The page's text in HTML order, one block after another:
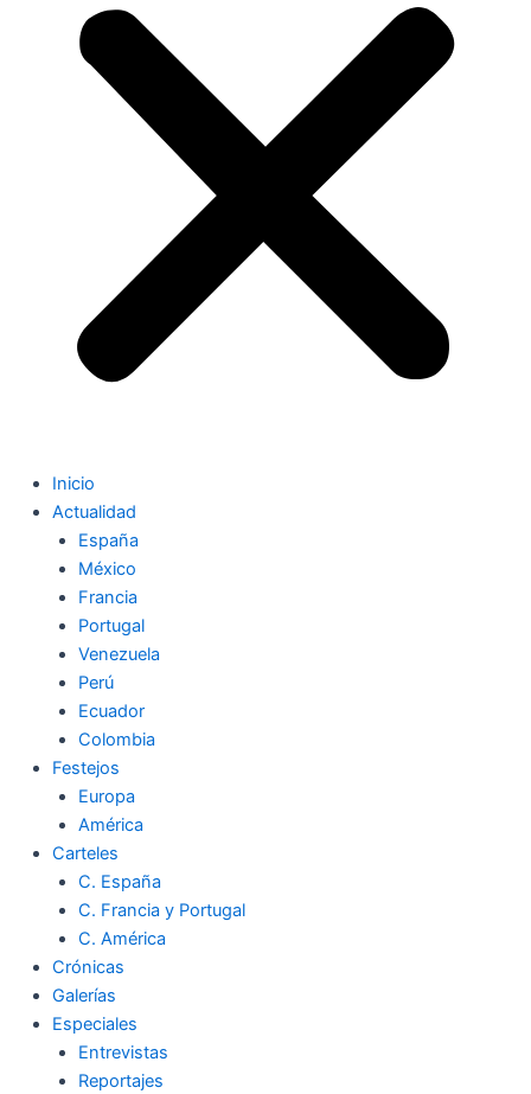
Inicio
Actualidad
España
México
Francia
Portugal
Venezuela
Perú
Ecuador
Colombia
Festejos
Europa
América
Carteles
C. España
C. Francia y Portugal
C. América
Crónicas
Galerías
Especiales
Entrevistas
Reportajes